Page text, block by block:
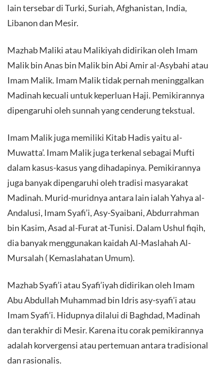
lain tersebar di Turki, Suriah, Afghanistan, India,
Libanon dan Mesir.
Mazhab Maliki atau Malikiyah didirikan oleh Imam
Malik bin Anas bin Malik bin Abi Amir al-Asybahi atau
Imam Malik. Imam Malik tidak pernah meninggalkan
Madinah kecuali untuk keperluan Haji. Pemikirannya
dipengaruhi oleh sunnah yang cenderung tekstual.
Imam Malik juga memiliki Kitab Hadis yaitu al-
Muwatta’. Imam Malik juga terkenal sebagai Mufti
dalam kasus-kasus yang dihadapinya. Pemikirannya
juga banyak dipengaruhi oleh tradisi masyarakat
Madinah. Murid-muridnya antara lain ialah Yahya al-
Andalusi, Imam Syafi’i, Asy-Syaibani, Abdurrahman
bin Kasim, Asad al-Furat at-Tunisi. Dalam Ushul fiqih,
dia banyak menggunakan kaidah Al-Maslahah Al-
Mursalah ( Kemaslahatan Umum).
Mazhab Syafi’i atau Syafi’iyah didirikan oleh Imam
Abu Abdullah Muhammad bin Idris asy-syafi’i atau
Imam Syafi’i. Hidupnya dilalui di Baghdad, Madinah
dan terakhir di Mesir. Karena itu corak pemikirannya
adalah korvergensi atau pertemuan antara tradisional
dan rasionalis.